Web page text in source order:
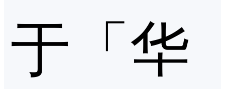
于「华